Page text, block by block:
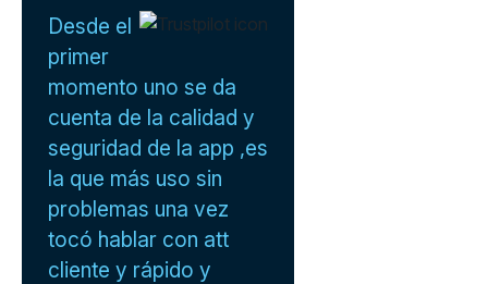
Desde el
primer
momento uno se da
cuenta de la calidad y
seguridad de la app ,es
la que más uso sin
problemas una vez
tocó hablar con att
cliente y rápido y